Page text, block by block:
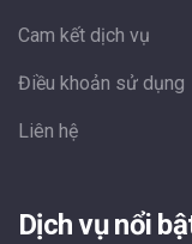
Cam kết dịch vụ
Điều khoản sử dụng
Liên hệ
Dịch vụ nổi